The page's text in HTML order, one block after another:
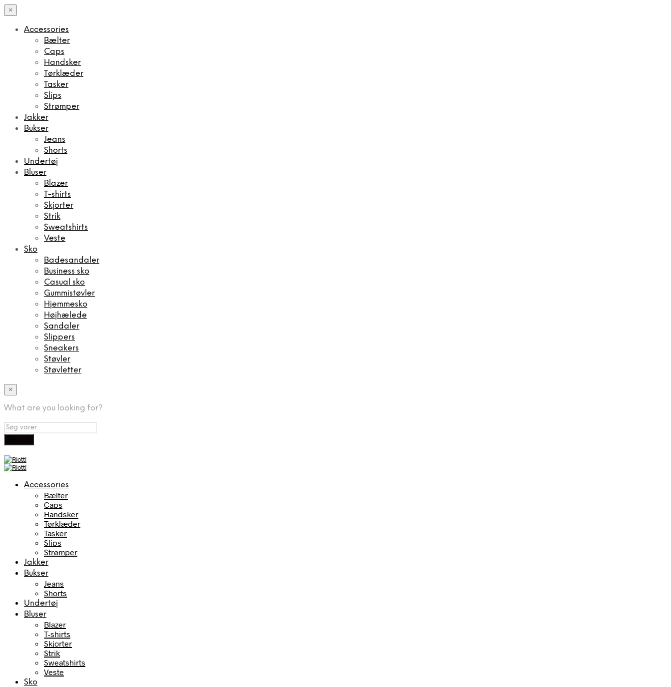
×
Accessories
Bælter
Caps
Handsker
Tørklæder
Tasker
Slips
Strømper
Jakker
Bukser
Jeans
Shorts
Undertøj
Bluser
Blazer
T-shirts
Skjorter
Strik
Sweatshirts
Veste
Sko
Badesandaler
Business sko
Casual sko
Gummistøvler
Hjemmesko
Højhælede
Sandaler
Slippers
Sneakers
Støvler
Støvletter
×
What are you looking for?
Accessories
Bælter
Caps
Handsker
Tørklæder
Tasker
Slips
Strømper
Jakker
Bukser
Jeans
Shorts
Undertøj
Bluser
Blazer
T-shirts
Skjorter
Strik
Sweatshirts
Veste
Sko